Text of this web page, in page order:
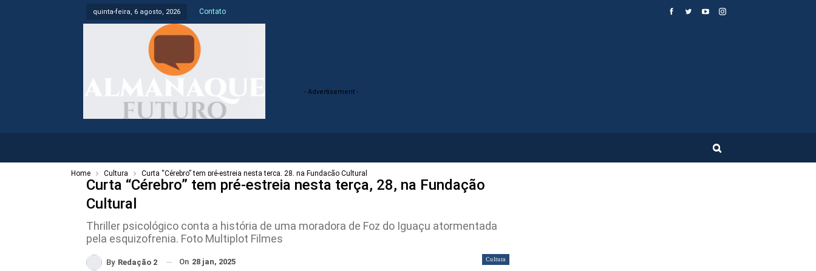
quinta-feira, 6 agosto, 2026 Contato
- Advertisement -
Home Cultura Curta “Cérebro” tem pré-estreia nesta terça, 28, na Fundação Cultural
Curta “Cérebro” tem pré-estreia nesta terça, 28, na Fundação
Cultural
Thriller psicológico conta a história de uma moradora de Foz do Iguaçu atormentada
pela esquizofrenia. Foto Multiplot Filmes
Cultura
By Redação 2 On 28 jan, 2025